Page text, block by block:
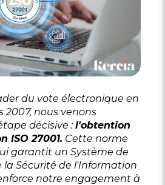
du vote électronique en
2007, nous venons
décisive :l'obtention
ISO 27001. Cette norme
garantit un Système de
Sécurité de l'Information
notre engagement à